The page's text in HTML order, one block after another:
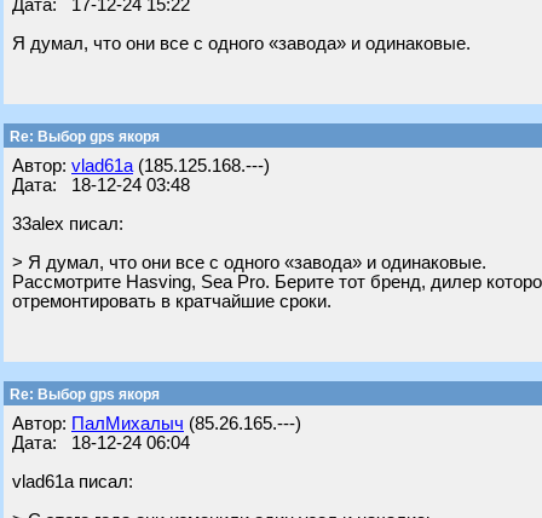
Дата: 17-12-24 15:22
Я думал, что они все с одного «завода» и одинаковые.
Re: Выбор gps якоря
Автор: vlad61a (185.125.168.---)
Дата: 18-12-24 03:48
33alex писал:
> Я думал, что они все с одного «завода» и одинаковые.
Рассмотрите Hasving, Sea Pro. Берите тот бренд, дилер
отремонтировать в кратчайшие сроки.
Re: Выбор gps якоря
Автор: ПалМихалыч (85.26.165.---)
Дата: 18-12-24 06:04
vlad61a писал: